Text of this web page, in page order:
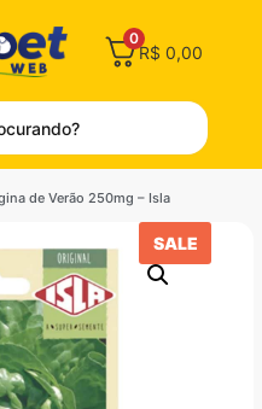
0
R$ 0,00
de Verão 250mg – Isla
SALE